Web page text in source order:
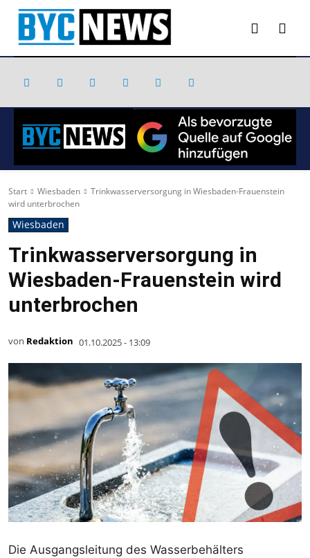
Start Wiesbaden
Trinkwasserversorgung in Wiesbaden-Frauenstein
wird unterbrochen
Wiesbaden
Trinkwasserversorgung in
Wiesbaden-Frauenstein wird
unterbrochen
von Redaktion 01.10.2025 - 13:09
Die Ausgangsleitung des Wasserbehälters